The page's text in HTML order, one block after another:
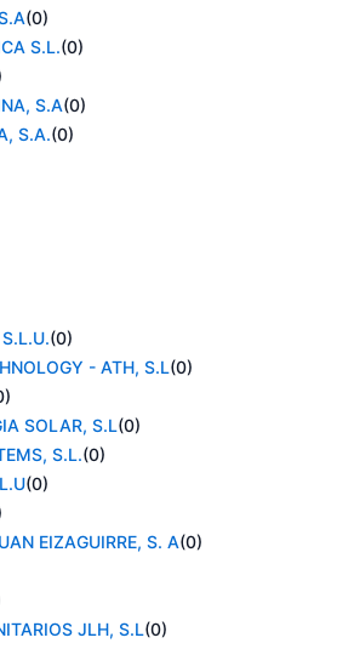
(0)
S.L.(0)
S.A(0)
S.A.(0)
(0)
- ATH, S.L(0)
)
SOLAR, S.L(0)
S.L.(0)
(0)
EIZAGUIRRE, S. A(0)
JLH, S.L(0)